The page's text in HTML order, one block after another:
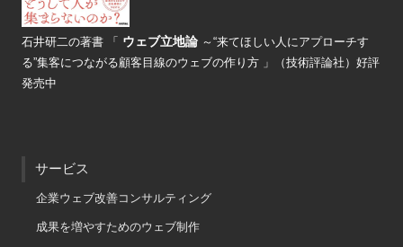
石井研二の著書 「 ウェブ立地論 ～“来てほしい人にアプローチす
る”集客につながる顧客目線のウェブの作り方 」（技術評論社）好評
発売中
サービス
企業ウェブ改善コンサルティング
成果を増やすためのウェブ制作